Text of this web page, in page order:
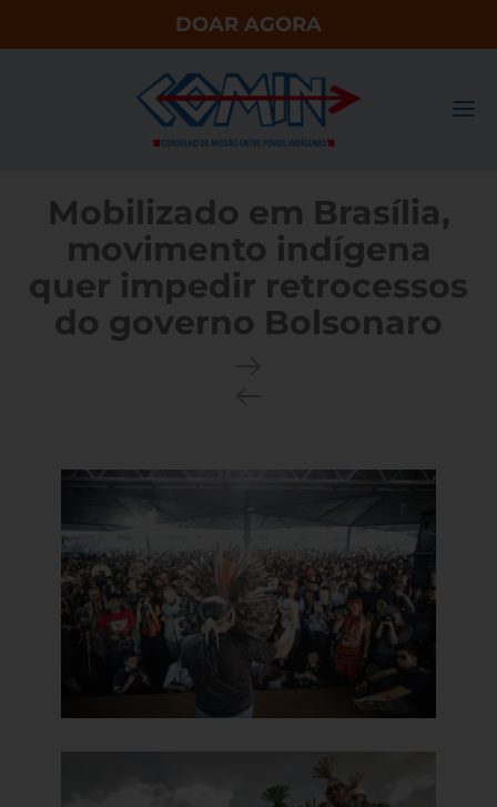
DOAR AGORA
Mobilizado em Brasília,
movimento indígena
quer impedir retrocessos
do governo Bolsonaro